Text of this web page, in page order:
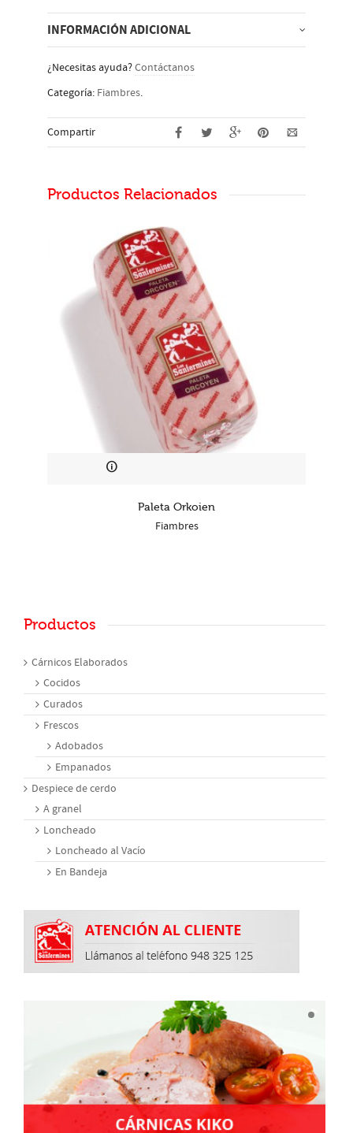
INFORMACIÓN ADICIONAL
¿Necesitas ayuda?Contáctanos
Categoría: Fiambres.
Compartir
Productos Relacionados
Paleta Orkoien
Fiambres
Productos
Cárnicos Elaborados
Cocidos
Curados
Frescos
Adobados
Empanados
Despiece de cerdo
A granel
Loncheado
Loncheado al Vacío
En Bandeja